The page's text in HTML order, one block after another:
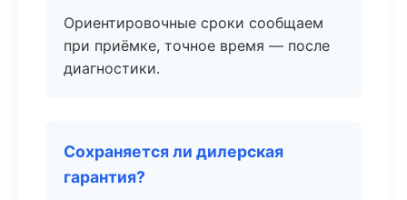
Ориентировочные сроки сообщаем
при приёмке, точное время — после
диагностики.
Сохраняется ли дилерская
гарантия?